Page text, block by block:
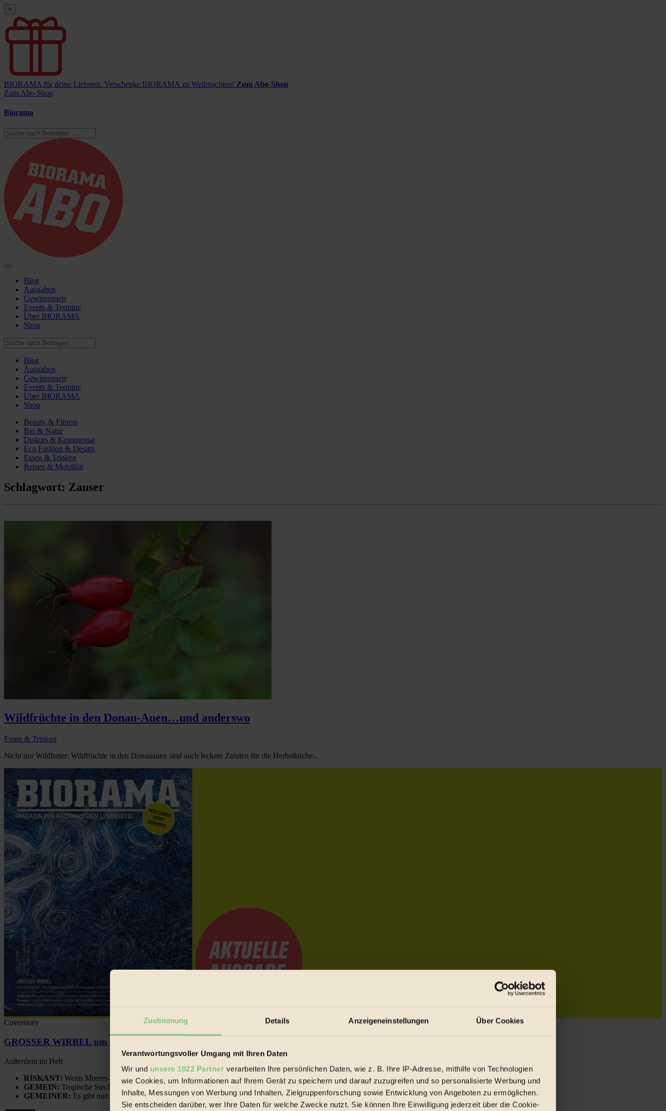
Zustimmung Details Anzeigeneinstellungen Über Cookies
Verantwortungsvoller Umgang mit Ihren Daten
Wir und unsere 1022 Partner verarbeiten Ihre persönlichen Daten, wie z. B. Ihre IP-Adresse, mithilfe von Technologien
wie Cookies, um Informationen auf Ihrem Gerät zu speichern und darauf zuzugreifen und so personalisierte Werbung und
Inhalte, Messungen von Werbung und Inhalten, Zielgruppenforschung sowie Entwicklung von Angeboten zu ermöglichen.
Sie entscheiden darüber, wer Ihre Daten für welche Zwecke nutzt. Sie können Ihre Einwilligung jederzeit über die Cookie-
×
BIORAMA für deine Liebsten. Verschenke BIORAMA zu Weihnachten! Zum Abo-Shop
Zum Abo-Shop
Biorama
Blog
Ausgaben
Gewinnspiele
Events & Termine
Über BIORAMA
Shop
Blog
Ausgaben
Gewinnspiele
Events & Termine
Über BIORAMA
Shop
Beauty & Fitness
Bio & Natur
Diskurs & Kommentar
Eco Fashion & Design
Essen & Trinken
Reisen & Mobilität
Schlagwort: Zauser
Wildfrüchte in den Donau-Auen…und anderswo
Essen & Trinken
Nicht nur Wildfutter: Wildfrüchte in den Donauauen sind auch leckere Zutaten für die Herbstküche...
Coverstory
GROSSER WIRBEL um Versuche, den Ozean und seine Bewegungen festzuhalten.
Außerdem im Heft
RISKANT: Wenn Meeres- und Wildvögel im Freilandhühnerbetrieb vorbeischauen.
GEMEIN: Tropische Stechmücken fühlen sich in Mitteleuropa inziwschen oft zu Hause.
GEMEINER: Es gibt nun Weinflaschen, die nach Entleerung voll wieder zu dir zurückkommen.